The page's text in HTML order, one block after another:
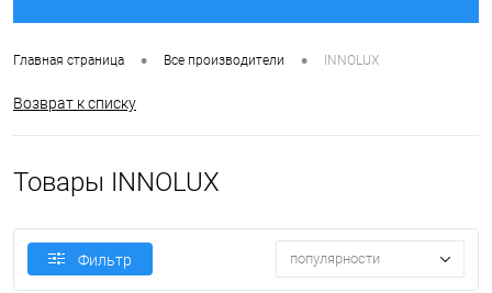
Главная страница • Все производители • INNOLUX
Возврат к списку
Товары INNOLUX
Фильтр популярности